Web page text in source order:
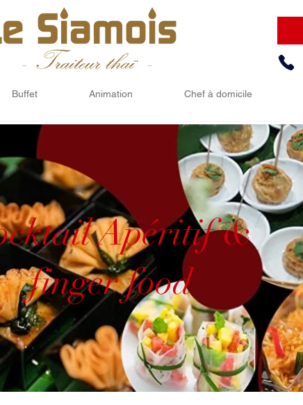
Buffet Animation Chef à domicile
Apéritif &
finger food